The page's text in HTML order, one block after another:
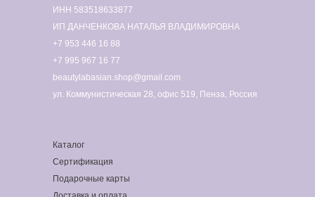
ИНН 583518633877
ИП ДАНЧЕНКОВА НАТАЛЬЯ ВЛАДИМИРОВНА
+7 953 446 16 88
+7 995 967 16 77
beautylabasian.shop@gmail.com
ул. Коммунистическая 28, офис 519, Пенза, Россия
Каталог
Сертификация
Подарочные карты